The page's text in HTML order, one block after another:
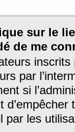
sur le
de me
par
si
par les